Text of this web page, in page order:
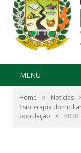
MENU
Home » Notícias
fisioterapia
população
»